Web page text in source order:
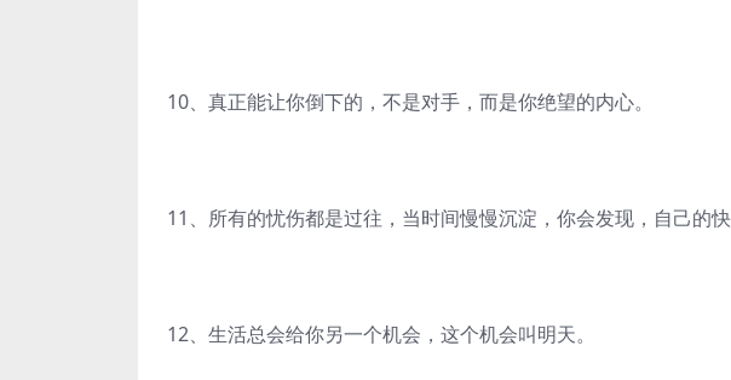
10、真正能让你倒下的，不是对手，而是你绝望的内心。
11、所有的忧伤都是过往，当时间慢慢沉淀，你会发现，自己的快
12、生活总会给你另一个机会，这个机会叫明天。